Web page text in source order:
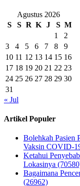
Agustus 2026
S
S R K J S M
1
2
3
4 5 6 7 8
9
10 11 12 13 14 15 16
17 18 19 20 21 22 23
24 25 26 27 28 29 30
31
« Jul
Artikel Populer
Bolehkah Pasien
Vaksin COVID-
Ketahui
Lokasinya
Bagaimana
(26962)